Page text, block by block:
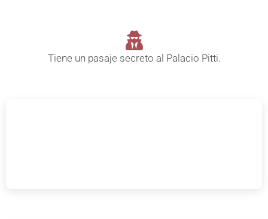
Tiene un pasaje secreto al Palacio Pitti.